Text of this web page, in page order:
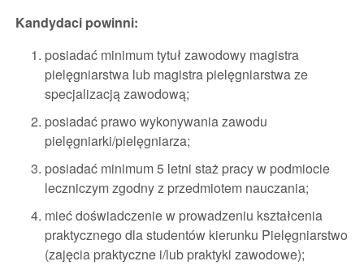
Kandydaci powinni:
posiadać minimum tytuł zawodowy magistra
pielęgniarstwa lub magistra pielęgniarstwa ze
specjalizacją zawodową;
posiadać prawo wykonywania zawodu
pielęgniarki/pielęgniarza;
posiadać minimum 5 letni staż pracy w podmiocie
leczniczym zgodny z przedmiotem nauczania;
mieć doświadczenie w prowadzeniu kształcenia
praktycznego dla studentów kierunku Pielęgniarstwo
(zajęcia praktyczne i/lub praktyki zawodowe);